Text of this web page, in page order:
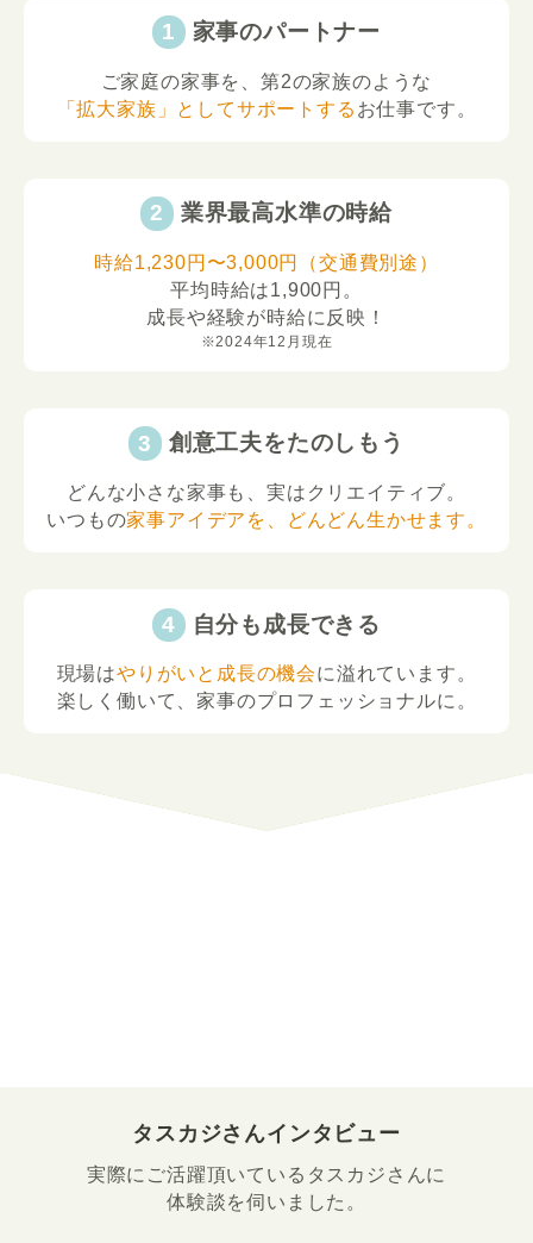
家事のパートナー
ご家庭の家事を、第2の家族のような
「拡大家族」としてサポートする お仕事です。
業界最高水準の時給
時給1,230円〜3,000円（交通費別途）
平均時給は1,900円。
成長や経験が時給に反映！
※2024年12月現在
創意工夫をたのしもう
どんな小さな家事も、実はクリエイティブ。
いつもの家事アイデアを、どんどん生かせます。
自分も成長できる
現場はやりがいと成長の機会に溢れています。
楽しく働いて、家事のプロフェッショナルに。
タスカジさんインタビュー
実際にご活躍頂いているタスカジさんに
体験談を伺いました。